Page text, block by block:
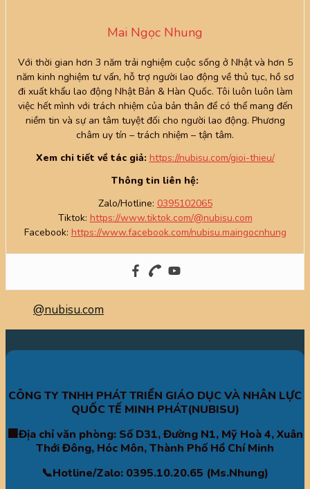
Mai Ngọc Nhung
Với thời gian hơn 3 năm trải nghiệm cuộc sống ở Nhật và hơn 5
năm kinh nghiệm tư vấn, hỗ trợ người lao động về thủ tục, hồ sơ
đi xuất khẩu lao động Nhật Bản & Hàn Quốc. Tôi luôn luôn làm
việc hết mình với trách nhiệm của bản thân để có thể mang đến
niềm tin và sự an tâm tuyệt đối cho người lao động. Phương
châm uy tín – trách nhiệm – tận tâm.
Xem chi tiết về tác giả: https://nubisu.com/gioi-thieu/
Thông tin liên hệ:
Zalo/Hotline: 0395102065
Tiktok: https://www.tiktok.com/@nubisu.com
Facebook: https://www.facebook.com/nubisu.maingocnhung
@nubisu.com
CÔNG TY TNHH PHÁT TRIỂN GIÁO DỤC VÀ NHÂN LỰC
QUỐC TẾ MINH PHÁT(NUBISU)
🏢Địa chỉ văn phòng: Số D31, Đường N1, Mỹ Hoà 4, Xuân
Thới Đông, Hóc Môn, Thành Phố Hồ Chí Minh
📞Hotline/Zalo: 0395.10.20.65 (Ms.Nhung)